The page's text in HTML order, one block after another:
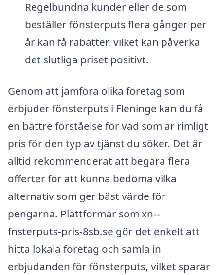
Regelbundna kunder eller de som
beställer fönsterputs flera gånger per
år kan få rabatter, vilket kan påverka
det slutliga priset positivt.
Genom att jämföra olika företag som
erbjuder fönsterputs i Fleninge kan du få
en bättre förståelse för vad som är rimligt
pris för den typ av tjänst du söker. Det är
alltid rekommenderat att begära flera
offerter för att kunna bedöma vilka
alternativ som ger bäst värde för
pengarna. Plattformar som xn--
fnsterputs-pris-8sb.se gör det enkelt att
hitta lokala företag och samla in
erbjudanden för fönsterputs, vilket sparar